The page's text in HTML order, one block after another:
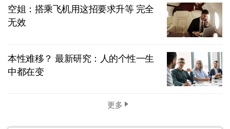
空姐：搭乘飞机用这招要求升等 完全
无效
本性难移？ 最新研究：人的个性一生
中都在变
更多